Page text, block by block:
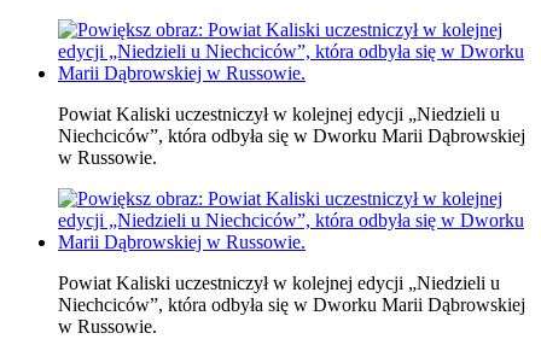
Powiat Kaliski uczestniczył w kolejnej edycji „Niedzieli u
Niechciców”, która odbyła się w Dworku Marii Dąbrowskiej
w Russowie.
Powiat Kaliski uczestniczył w kolejnej edycji „Niedzieli u
Niechciców”, która odbyła się w Dworku Marii Dąbrowskiej
w Russowie.